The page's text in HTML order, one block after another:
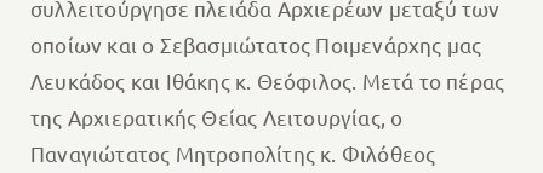
συλλειτούργησε πλειάδα Αρχιερέων μεταξύ των
οποίων και ο Σεβασμιώτατος Ποιμενάρχης μας
Λευκάδος και Ιθάκης κ. Θεόφιλος. Μετά το πέρας
της Αρχιερατικής Θείας Λειτουργίας, ο
Παναγιώτατος Μητροπολίτης κ. Φιλόθεος